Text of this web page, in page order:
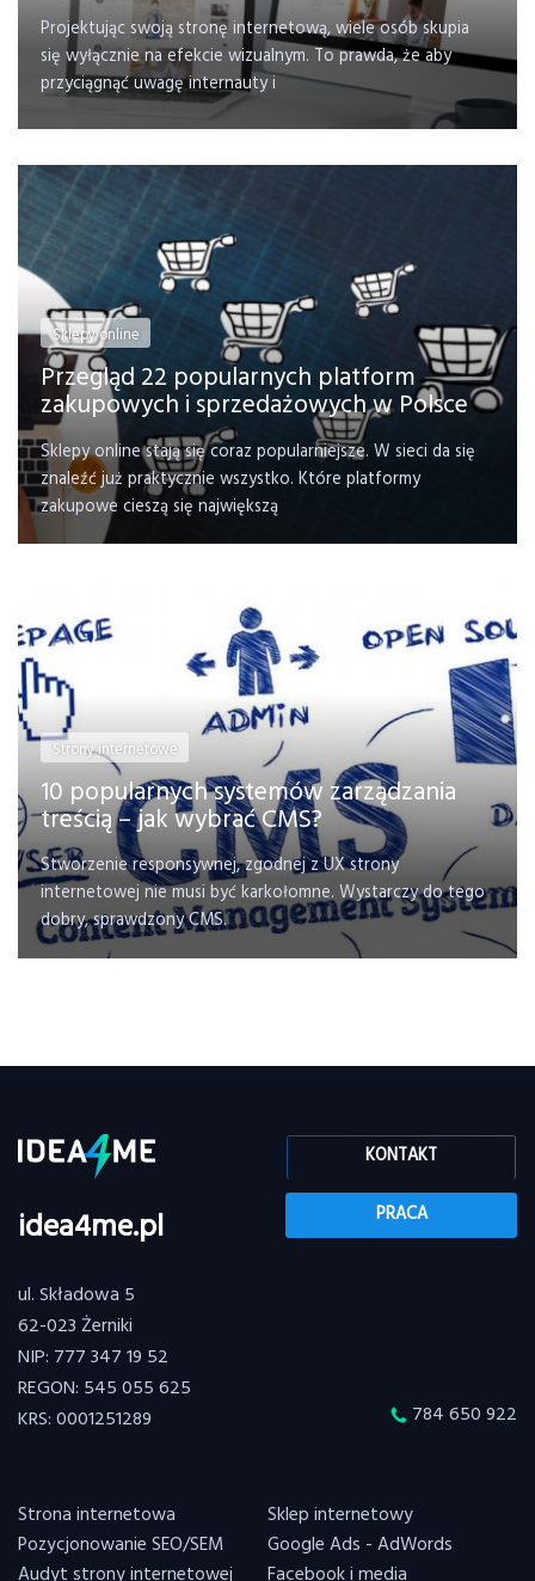
Projektując swoją stronę internetową, wiele osób skupia
się wyłącznie na efekcie wizualnym. To prawda, że aby
przyciągnąć uwagę internauty i
Sklepy online
Przegląd 22 popularnych platform
zakupowych i sprzedażowych w Polsce
Sklepy online stają się coraz popularniejsze. W sieci da się
znaleźć już praktycznie wszystko. Które platformy
zakupowe cieszą się największą
Strony internetowe
10 popularnych systemów zarządzania
treścią – jak wybrać CMS?
Stworzenie responsywnej, zgodnej z UX strony
internetowej nie musi być karkołomne. Wystarczy do tego
dobry, sprawdzony CMS.
idea4me.pl
ul. Składowa 5
62-023 Żerniki
NIP: 777 347 19 52
REGON: 545 055 625
KRS: 0001251289
KONTAKT
PRACA
784 650 922
Strona internetowa
Sklep internetowy
Pozycjonowanie SEO/SEM
Google Ads - AdWords
Audyt strony internetowej
Facebook i media